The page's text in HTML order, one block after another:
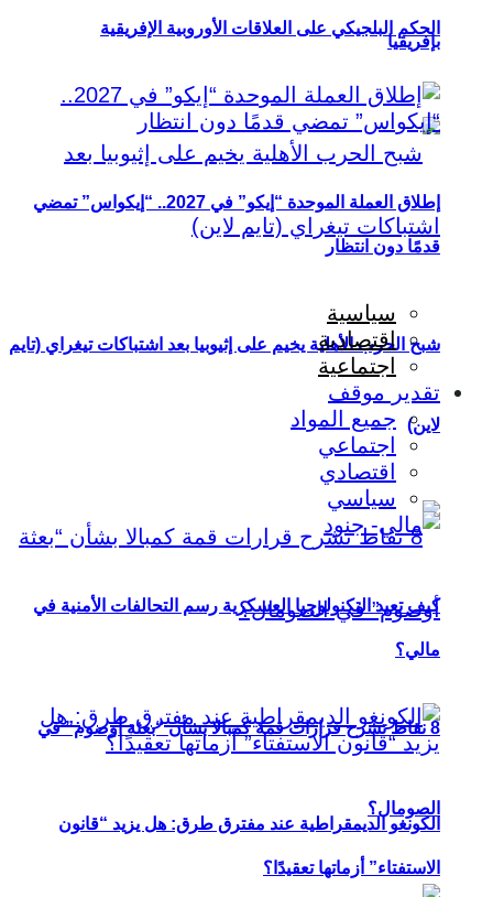
بإفريقيا
شبح الحرب الأهلية يخيم على إثيوبيا بعد اشتباكات تيغراي (تايم
لاين)
8 نقاط تشرح قرارات قمة كمبالا بشأن “بعثة أوصوم” في
الصومال؟
الحكم البلجيكي على العلاقات الأوروبية الإفريقية
إطلاق العملة الموحدة “إيكو” في 2027.. “إيكواس” تمضي
قدمًا دون انتظار
سياسية
اقتصادية
اجتماعية
تقدير موقف
جميع المواد
اجتماعي
اقتصادي
سياسي
كيف تعيد التكنولوجيا العسكرية رسم التحالفات الأمنية في
مالي؟
الكونغو الديمقراطية عند مفترق طرق: هل يزيد “قانون
الاستفتاء” أزماتها تعقيدًا؟